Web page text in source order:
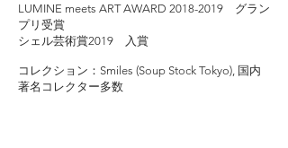
LUMINE meets ART AWARD 2018-2019 グラン
プリ受賞
シェル芸術賞2019 入賞
コレクション：Smiles (Soup Stock Tokyo), 国内
著名コレクター多数